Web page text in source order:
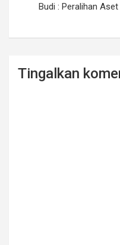
Budi : Peralihan
Tingalkan